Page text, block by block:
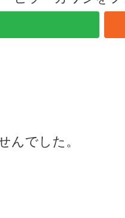
んでした。